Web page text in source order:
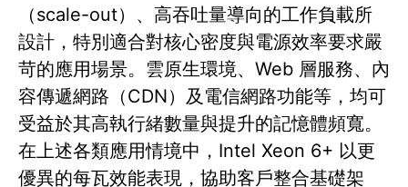
（scale-out）、高吞吐量導向的工作負載所
設計，特別適合對核心密度與電源效率要求嚴
苛的應用場景。雲原生環境、Web 層服務、內
容傳遞網路（CDN）及電信網路功能等，均可
受益於其高執行緒數量與提升的記憶體頻寬。
在上述各類應用情境中，Intel Xeon 6+ 以更
優異的每瓦效能表現，協助客戶整合基礎架